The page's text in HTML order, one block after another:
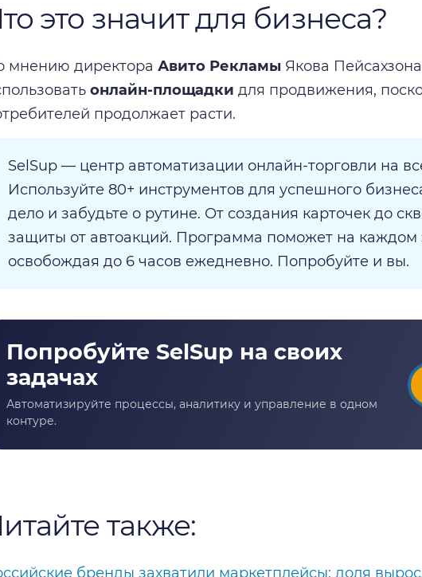
это значит для бизнеса?
мнению директора Авито Рекламы Якова
онлайн-площадки для продвижения,
продолжает расти.
SelSup — центр автоматизации онлайн-торговли на
Используйте 80+ инструментов для успешного
дело и забудьте о рутине. От создания карточек до
защиты от автоакций. Программа поможет на каждом
освобождая до 6 часов ежедневно. Попробуйте и вы.
также:
бренды захватили маркетплейсы: доля